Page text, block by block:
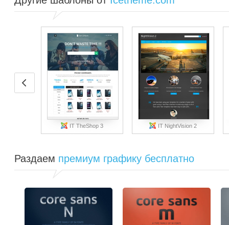
IT TheShop 3 IT NightVision 2
Раздаем премиум графику бесплатно